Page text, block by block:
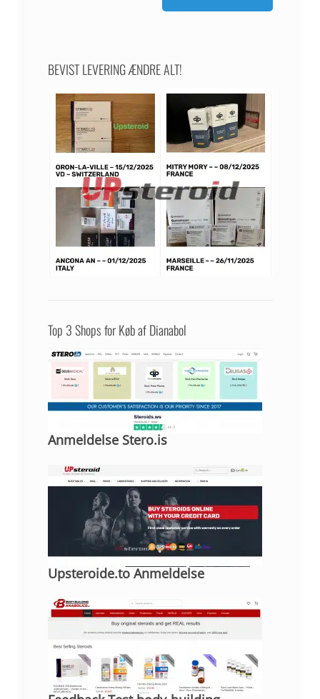
BEVIST LEVERING ÆNDRE ALT!
Top 3 Shops for Køb af Dianabol
Anmeldelse Stero.is
Upsteroide.to Anmeldelse